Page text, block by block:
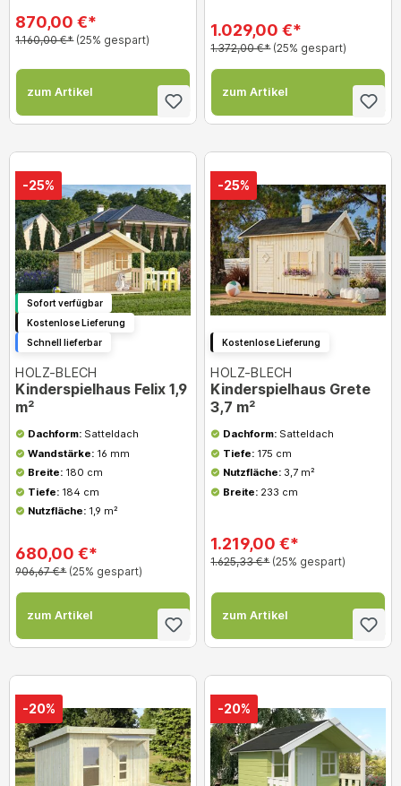
870,00 €*
1.160,00 €* (25% gespart)
zum Artikel
1.029,00 €*
1.372,00 €* (25% gespart)
zum Artikel
-25%
Sofort verfügbar
Kostenlose Lieferung
Schnell lieferbar
HOLZ-BLECH
Kinderspielhaus Felix 1,9
m²
Dachform:Satteldach
Wandstärke:16 mm
Breite:180 cm
Tiefe:184 cm
Nutzfläche:1,9 m²
680,00 €*
906,67 €* (25% gespart)
zum Artikel
-25%
Kostenlose Lieferung
HOLZ-BLECH
Kinderspielhaus Grete
3,7 m²
Dachform:Satteldach
Tiefe:175 cm
Nutzfläche:3,7 m²
Breite:233 cm
1.219,00 €*
1.625,33 €* (25% gespart)
zum Artikel
-20% -20%